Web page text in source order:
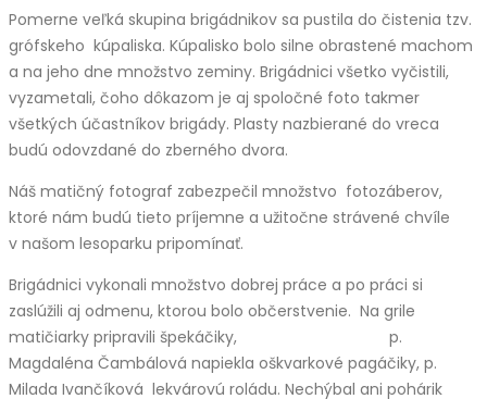
Pomerne veľká skupina brigádnikov sa pustila do čistenia tzv.
grófskeho kúpaliska. Kúpalisko bolo silne obrastené machom
a na jeho dne množstvo zeminy. Brigádnici všetko vyčistili,
vyzametali, čoho dôkazom je aj spoločné foto takmer
všetkých účastníkov brigády. Plasty nazbierané do vreca
budú odovzdané do zberného dvora.
Náš matičný fotograf zabezpečil množstvo fotozáberov,
ktoré nám budú tieto príjemne a užitočne strávené chvíle
v našom lesoparku pripomínať.
Brigádnici vykonali množstvo dobrej práce a po práci si
zaslúžili aj odmenu, ktorou bolo občerstvenie. Na grile
matičiarky pripravili špekáčiky, p.
Magdaléna Čambálová napiekla oškvarkové pagáčiky, p.
Milada Ivančíková lekvárovú roládu. Nechýbal ani pohárik